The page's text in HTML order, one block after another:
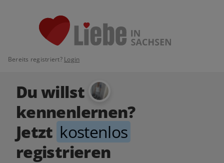
Bereits registriert? Login
Du willst
kennenlernen?
Jetzt kostenlos
registrieren